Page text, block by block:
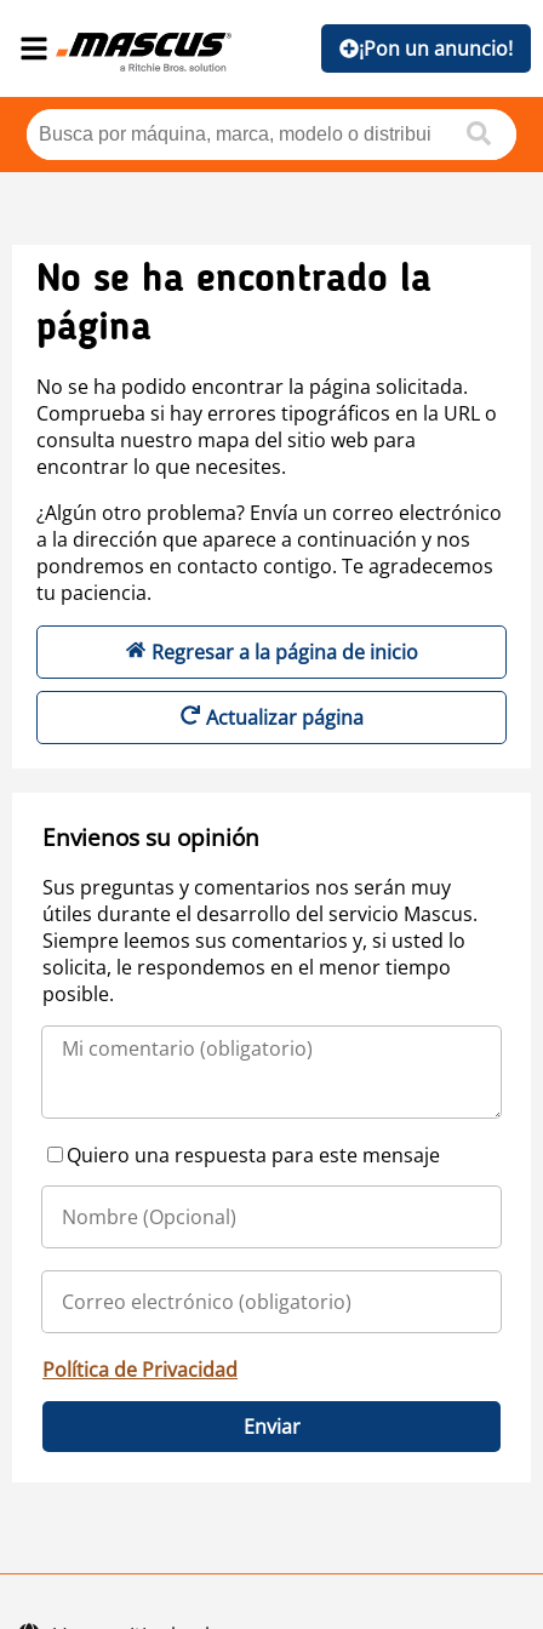
¡Pon un anuncio!
No se ha encontrado la
página
No se ha podido encontrar la página solicitada.
Comprueba si hay errores tipográficos en la URL o
consulta nuestro mapa del sitio web para
encontrar lo que necesites.
¿Algún otro problema? Envía un correo electrónico
a la dirección que aparece a continuación y nos
pondremos en contacto contigo. Te agradecemos
tu paciencia.
Regresar a la página de inicio
Actualizar página
Envienos su opinión
Sus preguntas y comentarios nos serán muy
útiles durante el desarrollo del servicio Mascus.
Siempre leemos sus comentarios y, si usted lo
solicita, le respondemos en el menor tiempo
posible.
Quiero una respuesta para este mensaje
Política de Privacidad
Enviar